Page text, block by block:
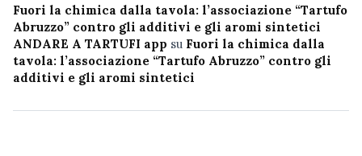
Fuori la chimica dalla tavola: l’associazione “Tartufo
Abruzzo” contro gli additivi e gli aromi sintetici
ANDARE A TARTUFI app su Fuori la chimica dalla
tavola: l’associazione “Tartufo Abruzzo” contro gli
additivi e gli aromi sintetici